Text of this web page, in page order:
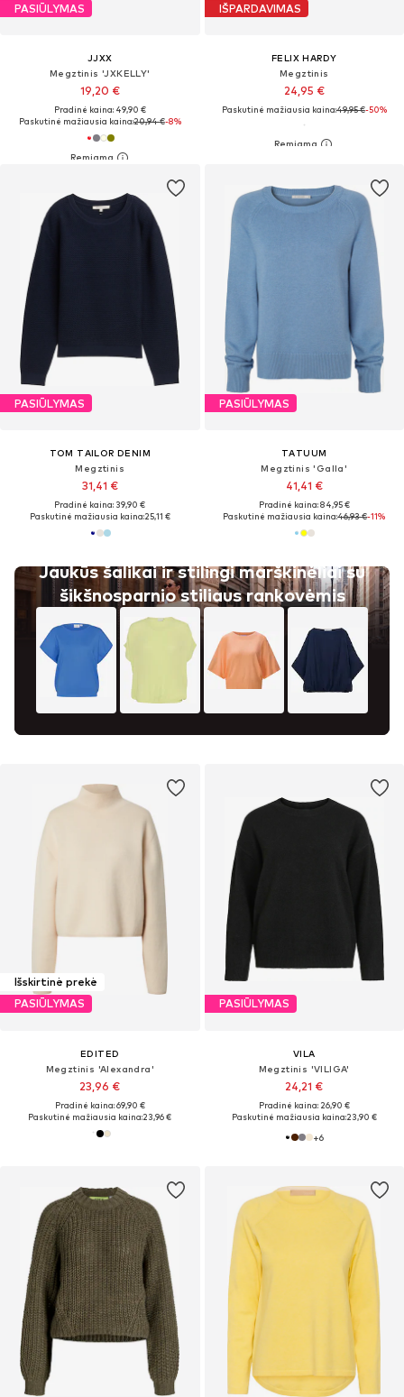
PASIŪLYMAS
JJXX
Megztinis 'JXKELLY'
19,20 €
Pradinė kaina: 49,90 €
Paskutinė mažiausia kaina:20,94 €-8%
IŠPARDAVIMAS
FELIX HARDY
Megztinis
24,95 €
Paskutinė mažiausia kaina:49,95 €-50%
PASIŪLYMAS
TOM TAILOR DENIM
Megztinis
31,41 €
Pradinė kaina: 39,90 €
Paskutinė mažiausia kaina:25,11 €
Jaukūs šalikai ir stilingi marškinėliai su
šikšnosparnio stiliaus rankovėmis
PASIŪLYMAS
TATUUM
Megztinis 'Galla'
41,41 €
Pradinė kaina: 84,95 €
Paskutinė mažiausia kaina:46,93 €-11%
Išskirtinė prekė
PASIŪLYMAS
EDITED
Megztinis 'Alexandra'
23,96 €
Pradinė kaina: 69,90 €
Paskutinė mažiausia kaina:23,96 €
PASIŪLYMAS
VILA
Megztinis 'VILIGA'
24,21 €
Pradinė kaina: 26,90 €
Paskutinė mažiausia kaina:23,90 €
+6